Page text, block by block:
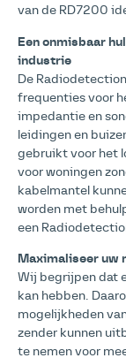
van de RD7200
Een onmisbaar
industrie
De
frequenties voor
impedantie en
leidingen en
gebruikt voor het
voor woningen
kabelmantel
worden met
een
Maximaliseer uw
Wij begrijpen dat
kan hebben.
mogelijkheden
zender kunnen
te nemen voor